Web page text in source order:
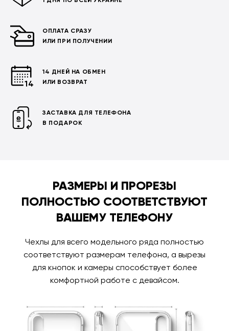
ОПЛАТА СРАЗУ
ИЛИ ПРИ ПОЛУЧЕНИИ
14 ДНЕЙ НА ОБМЕН
ИЛИ ВОЗВРАТ
ЗАСТАВКА ДЛЯ ТЕЛЕФОНА
В ПОДАРОК
РАЗМЕРЫ И ПРОРЕЗЫ
ПОЛНОСТЬЮ СООТВЕТСТВУЮТ
ВАШЕМУ ТЕЛЕФОНУ
Чехлы для всего модельного ряда полностью
соответствуют размерам телефона, а вырезы
для кнопок и камеры способствует более
комфортной работе с девайсом.